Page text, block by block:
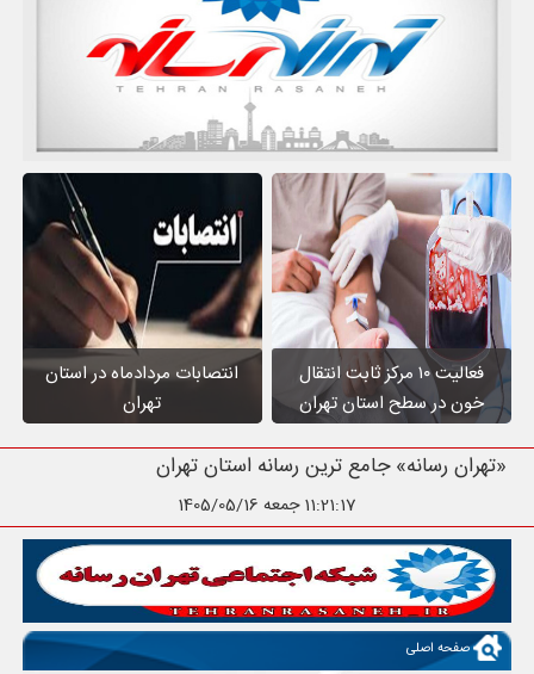
فعالیت ۱۰ مرکز ثابت انتقال
خون در سطح استان تهران
انتصابات مردادماه در استان
تهران
«تهران رسانه» جامع ترین رسانه استان تهر
11:21:18 جمعه 1405/05/16
صفحه اصلی